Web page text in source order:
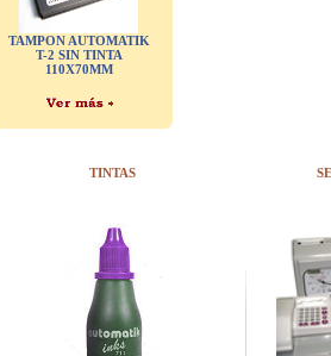
TAMPON AUTOMATIK
T-2 SIN TINTA
110X70MM
TINTAS